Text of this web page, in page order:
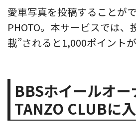
愛車写真を投稿することが
PHOTO。本サービスでは、
載”されると1,000ポイント
BBSホイールオー
TANZO CLUBに